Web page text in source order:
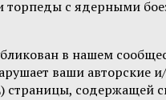
с ядерными
в нашем
ваши
страницы, содержащей